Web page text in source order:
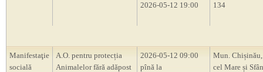
2026-05-12 19:00
134
Manifestaţie
socială
A.O. pentru protecția
Animalelor fără adăpost
2026-05-12 09:00
pînă la
Mun.
cel Mare și